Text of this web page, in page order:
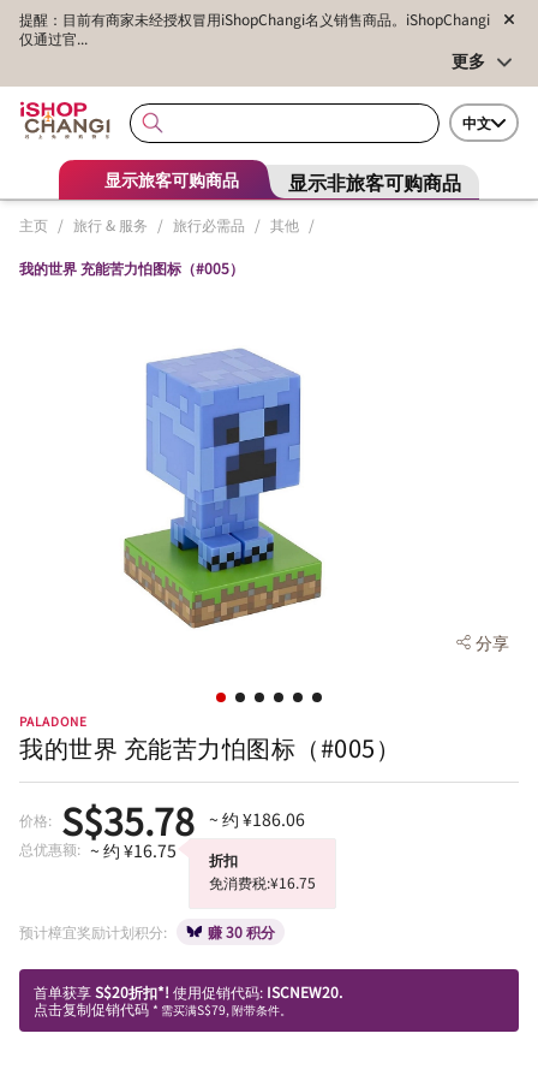
提醒：目前有商家未经授权冒用iShopChangi名义销售商品。iShopChangi
仅通过官...
更多
中文
显示旅客可购商品 显示非旅客可购商品
主页 / 旅行 & 服务 / 旅行必需品 / 其他 /
我的世界 充能苦力怕图标（#005）
分享
PALADONE
我的世界 充能苦力怕图标（#005）
价格: S$35.78 ~ 约 ¥186.06
总优惠额: ~ 约 ¥16.75
折扣
免消费税:¥16.75
预计樟宜奖励计划积分: 赚 30 积分
首单获享S$20折扣*! 使用促销代码: ISCNEW20.
点击复制促销代码 * 需买满S$79, 附带条件。